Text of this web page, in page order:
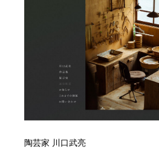
陶芸家 川口武亮